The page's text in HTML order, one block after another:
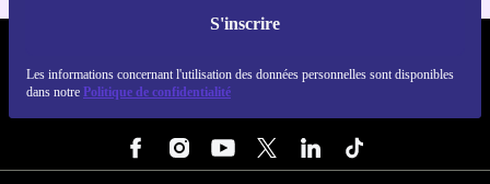
S'inscrire
Les informations concernant l'utilisation des données personnelles sont disponibles
dans notre Politique de confidentialité